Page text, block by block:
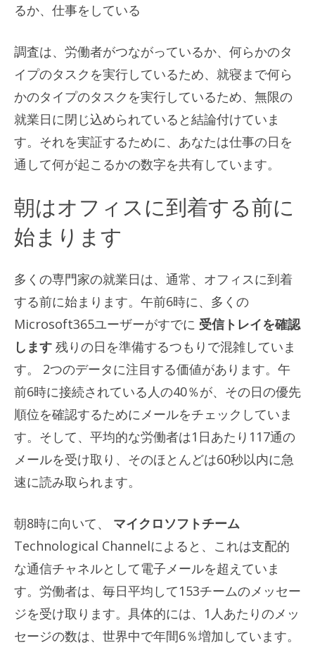
るか、仕事をしている
調査は、労働者がつながっているか、何らかのタ
イプのタスクを実行しているため、就寝まで何ら
かのタイプのタスクを実行しているため、無限の
就業日に閉じ込められていると結論付けていま
す。それを実証するために、あなたは仕事の日を
通して何が起こるかの数字を共有しています。
朝はオフィスに到着する前に
始まります
多くの専門家の就業日は、通常、オフィスに到着
する前に始まります。午前6時に、多くの
Microsoft365ユーザーがすでに 受信トレイを確認
します 残りの日を準備するつもりで混雑していま
す。 2つのデータに注目する価値があります。午
前6時に接続されている人の40％が、その日の優先
順位を確認するためにメールをチェックしていま
す。そして、平均的な労働者は1日あたり117通の
メールを受け取り、そのほとんどは60秒以内に急
速に読み取られます。
朝8時に向いて、
マイクロソフトチーム
Technological Channelによると、これは支配的
な通信チャネルとして電子メールを超えていま
す。労働者は、毎日平均して153チームのメッセー
ジを受け取ります。具体的には、1人あたりのメッ
セージの数は、世界中で年間6％増加しています。